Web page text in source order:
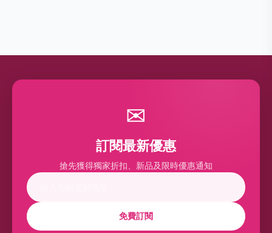
✉
訂閱最新優惠
搶先獲得獨家折扣、新品及限時優惠通知
免費訂閱